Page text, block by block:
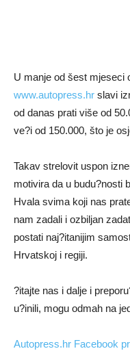
U manje od šest mjeseci
www.autopress.hr slavi
od danas prati više od
ve?i od 150.000, što je
Takav strelovit uspon
motivira da u budu?nosti
Hvala svima koji nas
nam zadali i ozbiljan
postati naj?itanijim
Hrvatskoj i regiji.
?itajte nas i dalje i
u?inili, mogu odmah na
Autopress.hr Facebook